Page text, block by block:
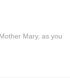
Mary, as you